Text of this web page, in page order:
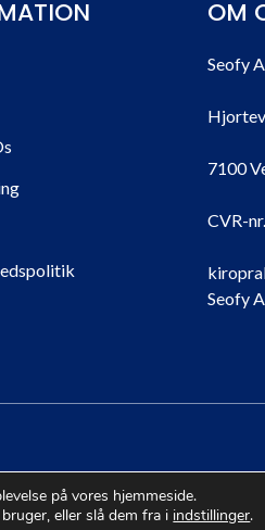
OM
Seofy
7100
CVR-
Seofy
Kiropraktorer |
på vores hjemmeside.
eller slå dem fra i indstillinger.